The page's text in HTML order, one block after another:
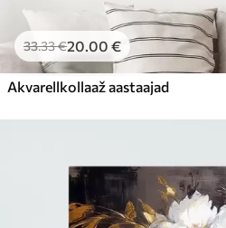
33.33€20.00 €
Akvarellkollaaž aastaajad